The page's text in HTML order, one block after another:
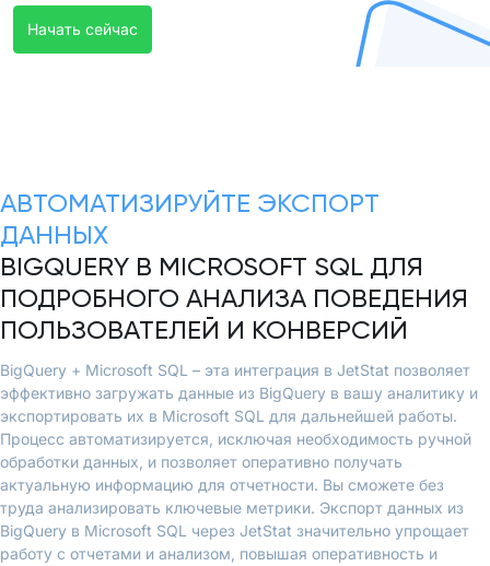
Начать сейчас
АВТОМАТИЗИРУЙТЕ ЭКСПОРТ
ДАННЫХ
BIGQUERY В MICROSOFT SQL ДЛЯ
ПОДРОБНОГО АНАЛИЗА ПОВЕДЕНИЯ
ПОЛЬЗОВАТЕЛЕЙ И КОНВЕРСИЙ
BigQuery + Microsoft SQL – эта интеграция в JetStat позволяет
эффективно загружать данные из BigQuery в вашу аналитику и
экспортировать их в Microsoft SQL для дальнейшей работы.
Процесс автоматизируется, исключая необходимость ручной
обработки данных, и позволяет оперативно получать
актуальную информацию для отчетности. Вы сможете без
труда анализировать ключевые метрики. Экспорт данных из
BigQuery в Microsoft SQL через JetStat значительно упрощает
работу с отчетами и анализом, повышая оперативность и